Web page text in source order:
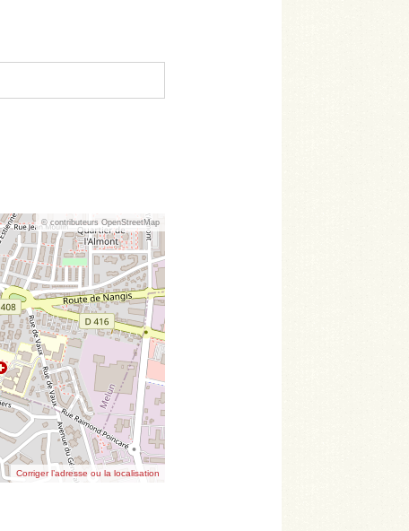
© contributeurs OpenStreetMap
Corriger l’adresse ou la localisation